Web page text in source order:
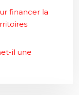
financer la
il une